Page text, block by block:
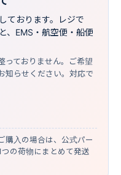
ております。レジで
、EMS・航空便・船便
っておりません。ご希望
知らせください。対応で
購入の場合は、公式パー
つの荷物にまとめて発送